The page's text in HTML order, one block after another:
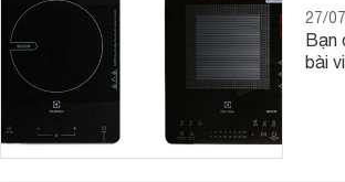
27/
Bạn
bài